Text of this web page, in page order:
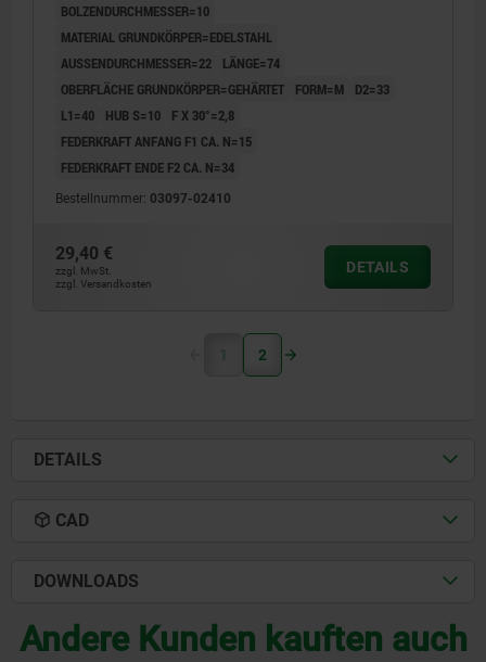
BOLZENDURCHMESSER=10
MATERIAL GRUNDKÖRPER=EDELSTAHL
AUSSENDURCHMESSER=22
LÄNGE=74
OBERFLÄCHE GRUNDKÖRPER=GEHÄRTET
FORM=M
D2=33
L1=40
HUB S=10
F X 30°=2,8
FEDERKRAFT ANFANG F1 CA. N=15
FEDERKRAFT ENDE F2 CA. N=34
Bestellnummer: 03097-02410
29,40 €
zzgl. MwSt.
zzgl. Versandkosten
DETAILS
1 2
DETAILS
CAD
DOWNLOADS
Andere Kunden kauften auch